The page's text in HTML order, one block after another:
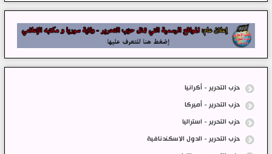
حزب التحرير - أكرانيا
حزب التحرير - أميركا
حزب التحرير - استراليا
حزب التحرير - الدول الاسكندنافية